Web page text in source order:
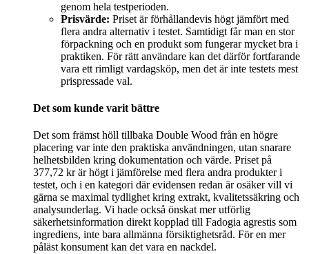
genom hela testperioden.
Prisvärde: Priset är förhållandevis högt jämfört med
flera andra alternativ i testet. Samtidigt får man en stor
förpackning och en produkt som fungerar mycket bra i
praktiken. För rätt användare kan det därför fortfarande
vara ett rimligt vardagsköp, men det är inte testets mest
prispressade val.
Det som kunde varit bättre
Det som främst höll tillbaka Double Wood från en högre
placering var inte den praktiska användningen, utan snarare
helhetsbilden kring dokumentation och värde. Priset på
377,72 kr är högt i jämförelse med flera andra produkter i
testet, och i en kategori där evidensen redan är osäker vill vi
gärna se maximal tydlighet kring extrakt, kvalitetssäkring och
analysunderlag. Vi hade också önskat mer utförlig
säkerhetsinformation direkt kopplad till Fadogia agrestis som
ingrediens, inte bara allmänna försiktighetsråd. För en mer
påläst konsument kan det vara en nackdel.